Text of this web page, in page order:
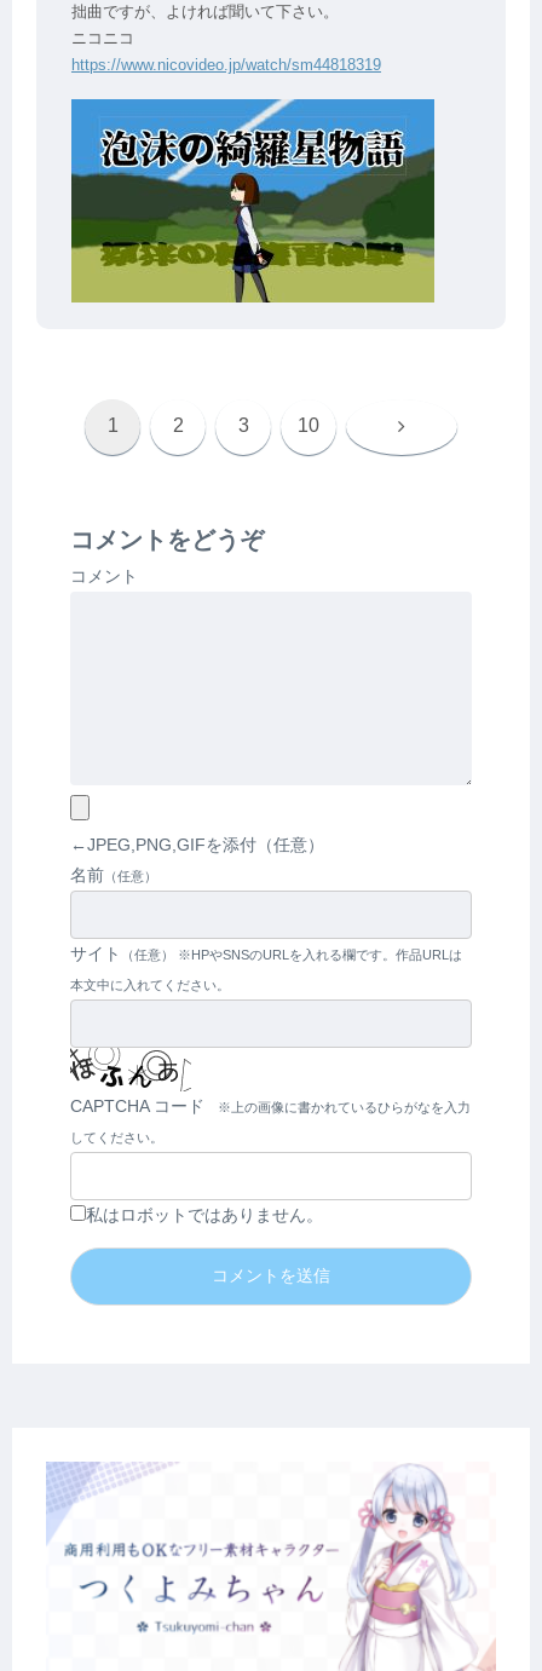
拙曲ですが、よければ聞いて下さい。
ニコニコ
https://www.nicovideo.jp/watch/sm44818319
1 2 3 10 次
コメントをどうぞ
コメント
←JPEG,PNG,GIFを添付（任意）
名前
サイト
CAPTCHA コード
私はロボットではありません。